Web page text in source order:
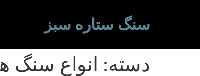
سنگ ستاره سبز
دسته: انواع سنگ